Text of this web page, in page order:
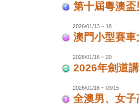
第十屆粵澳
2026/01/13 ~ 18
澳門小型賽
2026/01/16 ~ 20
2026年劍道
2026/01/16 ~ 03/15
全澳男、女